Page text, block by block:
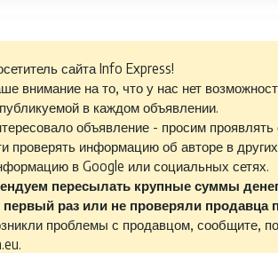
сайта Info Express!
внимание на то, что у нас нет
в каждом объявлении.
объявление - просим проявлять
проверять информацию об авторе в
в Google или социальных сетях.
пересылать крупные суммы
раз или не проверяли продавца
проблемы с продавцом, сообщите,